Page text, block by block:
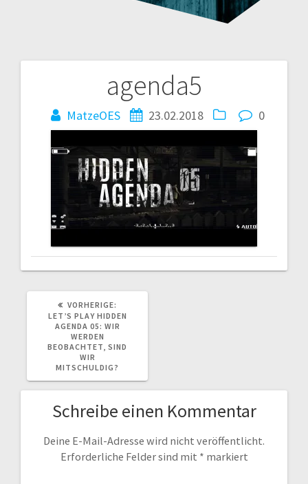
agenda5
MatzeOES 23.02.2018 0
Beitragsnavigation
VORHERIGE:
BEITRAG:
LET’S PLAY HIDDEN
AGENDA 05: WIR
WERDEN
BEOBACHTET, SIND
WIR
MITSCHULDIG?
Schreibe einen Kommentar
Deine E-Mail-Adresse wird nicht veröffentlicht.
Erforderliche Felder sind mit * markiert